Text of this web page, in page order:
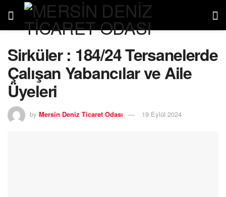
Sirküler : 184/24 Tersanelerde
Çalışan Yabancılar ve Aile
Üyeleri
by Mersin Deniz Ticaret Odası 19 Eylül 2024